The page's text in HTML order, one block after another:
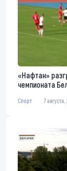
«Нафтан»
чемпионата
Спорт 7 августа,